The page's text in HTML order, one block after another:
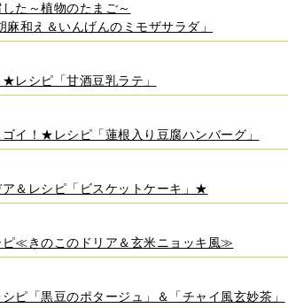
た～植物のたまご～
和え＆いんげんのミモザサラダ」
レシピ「甘酒豆乳ラテ」
イ！★レシピ「蓮根入り豆腐ハンバーグ」
＆レシピ「ビスケットケーキ」★
≪きのこのドリア＆玄米ニョッキ風≫
ピ「黒豆のポタージュ」＆「チャイ風玄妙茶」